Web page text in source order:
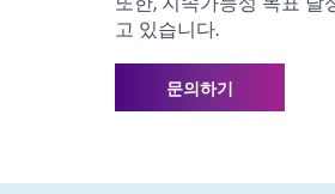
고 있습니다.
문의하기